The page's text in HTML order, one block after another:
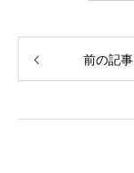
前の記事